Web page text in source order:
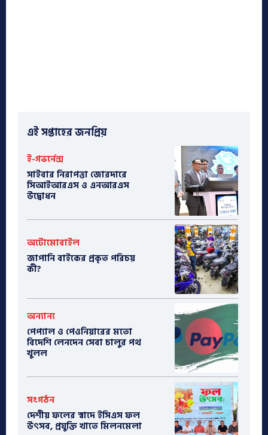
এই সপ্তাহের জনপ্রিয়
ই-গভর্নেন্স
সাইবার নিরাপত্তা জোরদারে
সিআইআরএস ও এনআরএস
উদ্বোধন
অটোমোবাইল
​জাপানি বাইকের প্রকৃত পরিচয়
কী?
অন্যান্য
পেপ্যাল ও পেওনিয়ারের মতো
বিদেশি লেনদেন সেবা চালুর পথ
খুলল
সংগঠন
দেশীয় ফলের স্বাদে ইসিএস ফল
উৎসব, প্রযুক্তি খাতে মিলনমেলা